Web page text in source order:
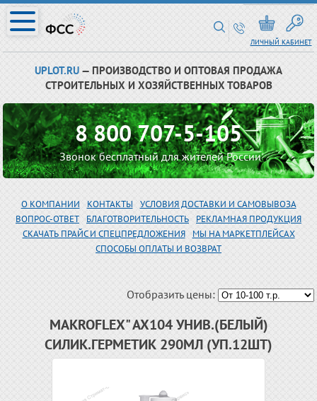
ЛИЧНЫЙ КАБИНЕТ
UPLOT.RU — ПРОИЗВОДСТВО И ОПТОВАЯ ПРОДАЖА
СТРОИТЕЛЬНЫХ И ХОЗЯЙСТВЕННЫХ ТОВАРОВ
8 800 707-5-105
Звонок бесплатный для жителей России
О КОМПАНИИ КОНТАКТЫ
УСЛОВИЯ ДОСТАВКИ И САМОВЫВОЗА
ВОПРОС-ОТВЕТ
БЛАГОТВОРИТЕЛЬНОСТЬ
РЕКЛАМНАЯ ПРОДУКЦИЯ
СКАЧАТЬ ПРАЙС И СПЕЦПРЕДЛОЖЕНИЯ
МЫ НА МАРКЕТПЛЕЙСАХ
СПОСОБЫ ОПЛАТЫ И ВОЗВРАТ
Отобразить цены:
MAKROFLEX" AX104 УНИВ.(БЕЛЫЙ)
СИЛИК.ГЕРМЕТИК 290МЛ (УП.12ШТ)